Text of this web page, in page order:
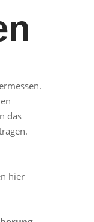
das
hier